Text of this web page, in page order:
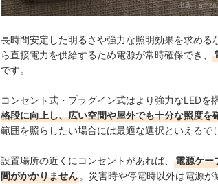
出典：
長時間安定した明るさや強力な照明効果を求め
ら直接電力を供給するため電源が常時確保でき、
です。
コンセント式・プラグイン式はより強力なLED
格段に向上し、広い空間や屋外でも十分な照度を
範囲を照らしたい場合には最適な選択といえるで
設置場所の近くにコンセントがあれば、
電源ケー
間がかかりません。災害時や停電時以外は電源